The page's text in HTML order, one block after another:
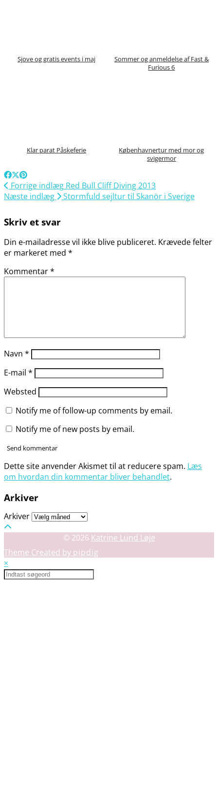
Sjove og gratis events i maj
Sommer og anmeldelse af Fast &
Furious 6
Klar parat Påskeferie
Københavnertur med mor og
svigermor
Forrige indlæg Red Bull Cliff Diving 2013
Næste indlæg
Stormfuld sejltur til Skanör i Sverige
Skriv et svar
Din e-mailadresse vil ikke blive publiceret. Krævede felter
er markeret med *
Kommentar*
Navn *
E-mail *
Websted
Notify me of follow-up comments by email.
Notify me of new posts by email.
Dette site anvender Akismet til at reducere spam. Læs
om hvordan din kommentar bliver behandlet.
Arkiver
Arkiver
© 2026 Katrine Lund Løje
Theme Created by pipdig
×